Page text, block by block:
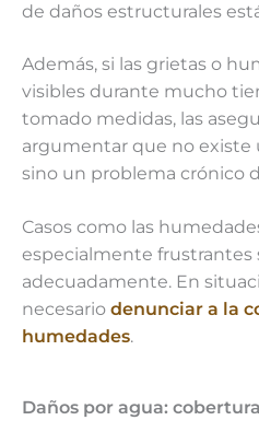
de daños estructurales
Además, si las grietas o
visibles durante mucho
tomado medidas, las
argumentar que no existe
sino un problema crónico
Casos como las
especialmente frustrantes
adecuadamente. En
necesario denunciar a la
humedades.
Daños por agua: